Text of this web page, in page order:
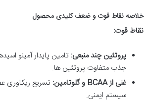
خلاصه نقاط قوت و ضعف کلیدی محصول
نقاط قوت:
پروتئین چند منبعی: تامین پایدار آمینو
جذب متفاوت پروتئین ها.
غنی از BCAA و گلوتامین:
تسریع ریکاوری
سیستم ایمنی.